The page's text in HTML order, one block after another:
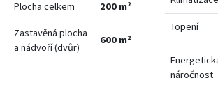
Plocha celkem 200 m²
Zastavěná plocha
a nádvoří (dvůr)
600 m²
Topení
náročnost